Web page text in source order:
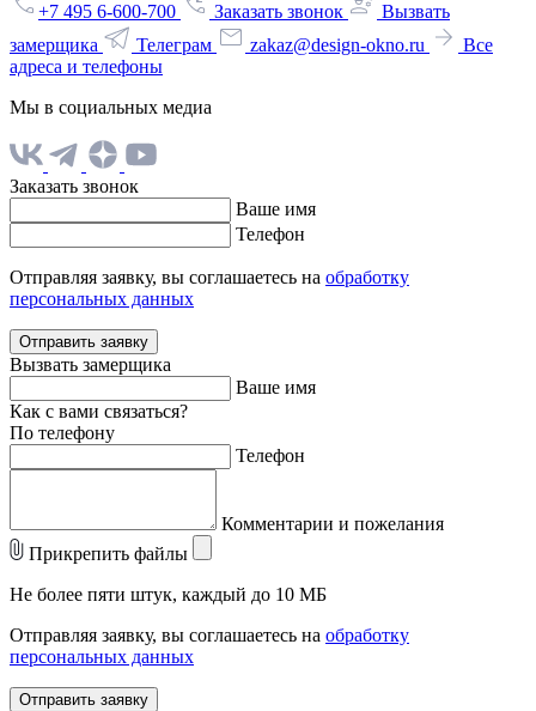
+7 495 6-600-700 Заказать звонок
Вызвать
замерщика
Телеграм zakaz@design-okno.ru
Все
адреса и телефоны
Мы в социальных медиа
Заказать звонок
Ваше имя
Телефон
Отправляя заявку, вы соглашаетесь на обработку
персональных данных
Отправить заявку
Вызвать замерщика
Ваше имя
Как с вами связаться?
По телефону
Телефон
Комментарии и пожелания
Прикрепить файлы
Не более пяти штук, каждый до 10 МБ
Отправляя заявку, вы соглашаетесь на обработку
персональных данных
Отправить заявку